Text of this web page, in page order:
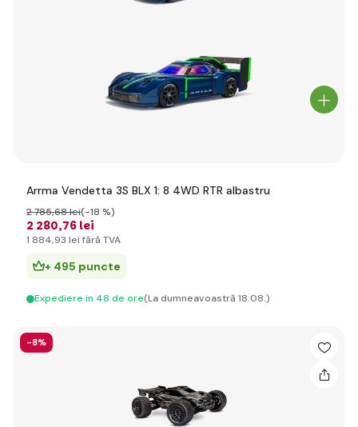
Arrma Vendetta 3S BLX 1: 8 4WD RTR albastru
2 280,76 lei
2 785,68 lei(-18 %)
1 884,93 lei fără TVA
+ 495 puncte
Expediere in 48 de ore(La dumneavoastră 18.08.)
-8%